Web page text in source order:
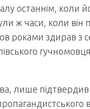
останнім, коли
ж часи, коли
роками здирав з
лише підтвердив